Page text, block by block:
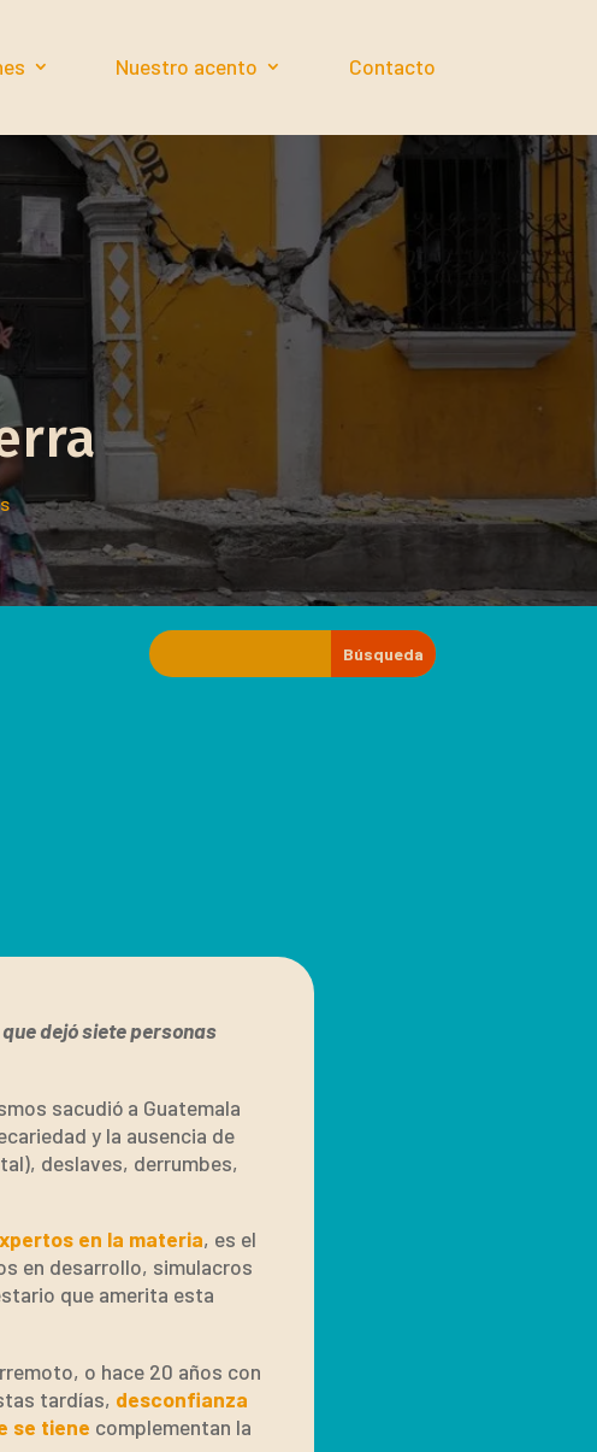
Nuestro acento Contacto
dejó siete personas
sacudió a Guatemala
y la ausencia de
deslaves, derrumbes,
en la materia, es el
en desarrollo, simulacros
que amerita esta
o hace 20 años con
tardías, desconfianza
se tiene complementan la